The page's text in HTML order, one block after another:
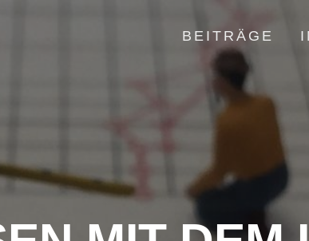
BEITRÄGE